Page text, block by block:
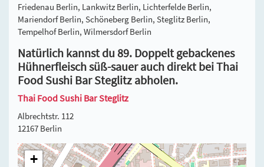
Friedenau Berlin, Lankwitz Berlin, Lichterfelde Berlin,
Mariendorf Berlin, Schöneberg Berlin, Steglitz Berlin,
Tempelhof Berlin, Wilmersdorf Berlin
Natürlich kannst du 89. Doppelt gebackenes
Hühnerfleisch süß-sauer auch direkt bei Thai
Food Sushi Bar Steglitz abholen.
Thai Food Sushi Bar Steglitz
Albrechtstr. 112
12167 Berlin
+